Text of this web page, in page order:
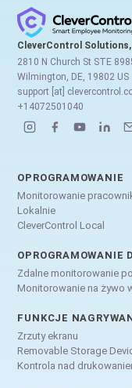
CleverControl Solutions,
2810 N Church St STE
Wilmington, DE, 19802 US
support [at]
+14072501040
OPROGRAMOWANIE
Monitorowanie
Lokalnie
CleverControl Local
OPROGRAMOWANIE
Zdalne monitorowanie
Monitorowanie na żywo
FUNKCJE
Zrzuty ekranu
Removable Storage
Kontrola nad